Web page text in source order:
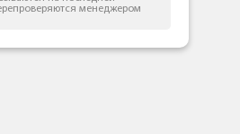
менеджером